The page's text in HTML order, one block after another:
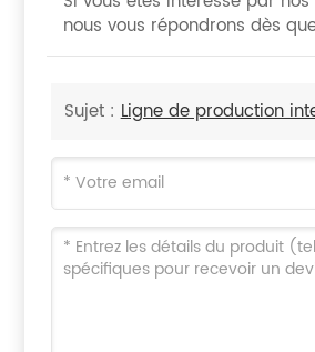
nous vous répondrons dès
Sujet :Ligne de production